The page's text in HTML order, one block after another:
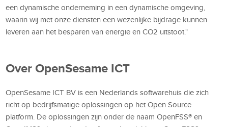
een dynamische onderneming in een dynamische omgeving,
waarin wij met onze diensten een wezenlijke bijdrage kunnen
leveren aan het besparen van energie en CO2 uitstoot."
Over OpenSesame ICT
OpenSesame ICT BV is een Nederlands softwarehuis die zich
richt op bedrijfsmatige oplossingen op het Open Source
platform. De oplossingen zijn onder de naam OpenFSS® en